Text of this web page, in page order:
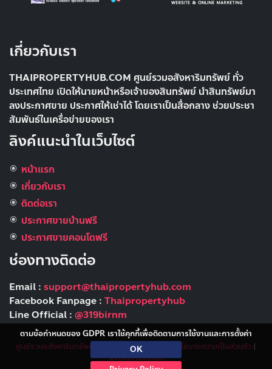
ตามข้อกำหนดของ GDPR เราใช้คุกกี้เพื่อติดตามการใช้งานและการตั้งค่า
OK
เกี่ยวกับเรา
THAIPROPERTYHUB.COM ศูนย์รวมอสังหาริมทรัพย์ ทั่ว
ประเทศไทย เปิดให้นายหน้าหรือเจ้าของสินทรัพย์ นำสินทรัพย์มา
ลงประกาศขาย ประกาศให้เช่าได้ โดยเราเป็นสื่อกลาง ช่วยประชา
สัมพันธ์ในเครื่อข่ายของเรา
ลิงค์แนะนำในเว็บไซต์
หน้าแรก
เกี่ยวกับเรา
ติดต่อเรา
ประกาศขายบ้านฟรี
ประกาศขายคอนโดฟรี
ช่องทางติดต่อ
Email : support@thaipropertyhub.com
Facebook Fanpage : Thaipropertyhub
Line Official : @319birnm
ศูนย์รวมอสังหาริมทรัพย์ ข้อกำหนดและเงื่อนไข นโยบายความเป็นส่วนตัว |
ประวัติการอัปเดต